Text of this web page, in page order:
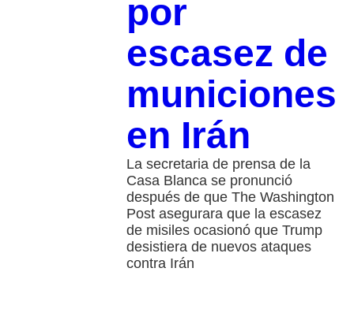
por
escasez de
municiones
en Irán
La secretaria de prensa de la
Casa Blanca se pronunció
después de que The Washington
Post asegurara que la escasez
de misiles ocasionó que Trump
desistiera de nuevos ataques
contra Irán